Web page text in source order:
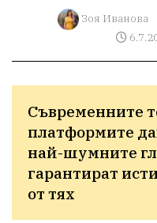
Зоя Иванова
Съвременните
платформите
най-шумните
гарантират
от тях